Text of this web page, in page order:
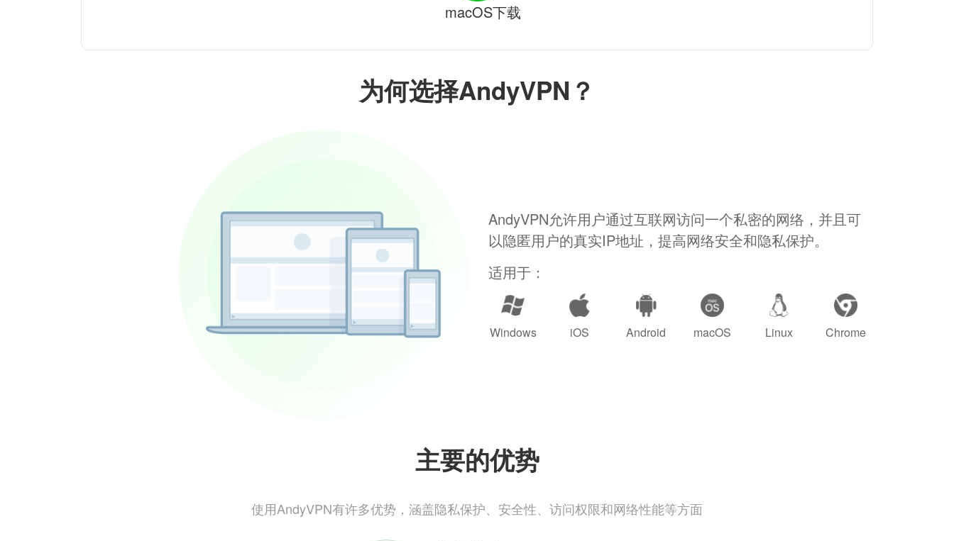
为何选择AndyVPN？
AndyVPN允许用户通过互联网访问一个私密的网络，并且可
以隐匿用户的真实IP地址，提高网络安全和隐私保护。
适用于：
Windows iOS Android macOS Linux Chrome
主要的优势
使用AndyVPN有许多优势，涵盖隐私保护、安全性、访问权限和网络性能等方面
macOS下载